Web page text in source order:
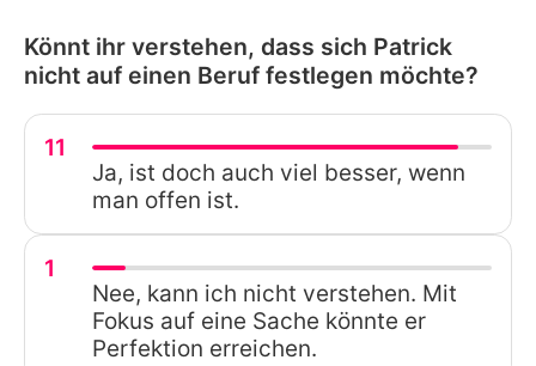
Könnt ihr verstehen, dass sich Patrick
nicht auf einen Beruf festlegen möchte?
11
Ja, ist doch auch viel besser, wenn
man offen ist.
1
Nee, kann ich nicht verstehen. Mit
Fokus auf eine Sache könnte er
Perfektion erreichen.